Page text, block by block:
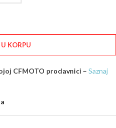
KORPU
CFMOTO prodavnici – Saznaj